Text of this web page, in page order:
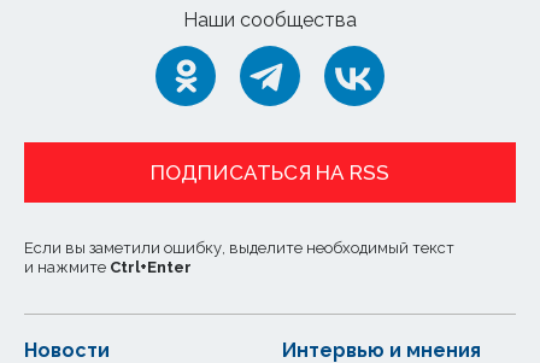
Наши сообщества
ПОДПИСАТЬСЯ НА RSS
Если вы заметили ошибку, выделите необходимый текст
и нажмите Ctrl+Enter
Новости Интервью и мнения